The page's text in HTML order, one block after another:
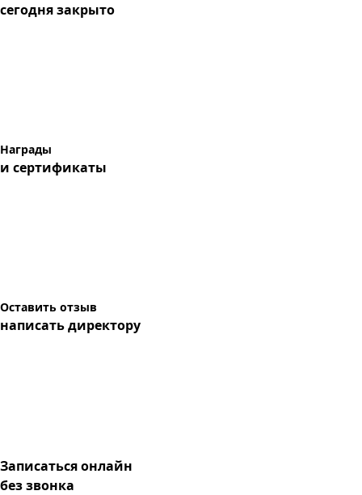
сегоднязакрыто
Награды
и сертификаты
Оставить отзыв
написать директору
Записаться онлайн
без звонка